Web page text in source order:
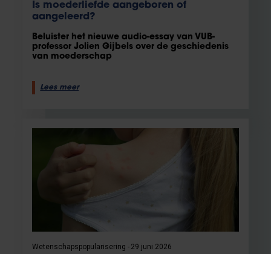
Is moederliefde aangeboren of
aangeleerd?
Beluister het nieuwe audio-essay van VUB-
professor Jolien Gijbels over de geschiedenis
van moederschap
Lees meer
Wetenschapspopularisering 29 juni 2026